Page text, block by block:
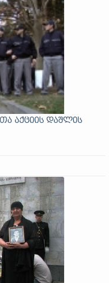
აქციის დაშლის